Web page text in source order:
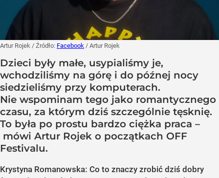
Artur Rojek / Źródło: Facebook / Artur Rojek
Dzieci były małe, usypialiśmy je,
wchodziliśmy na górę i do późnej nocy
siedzieliśmy przy komputerach.
Nie wspominam tego jako romantycznego
czasu, za którym dziś szczególnie tęsknię.
To była po prostu bardzo ciężka praca –
mówi Artur Rojek o początkach OFF
Festivalu.
Krystyna Romanowska: Co to znaczy zrobić dziś dobry